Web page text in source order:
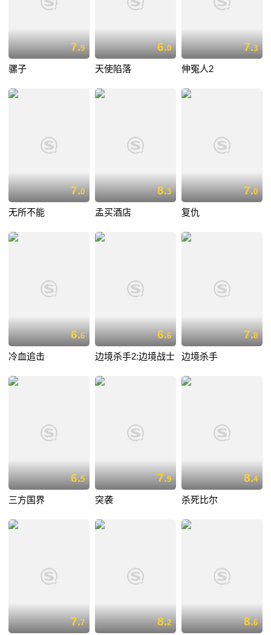
7.9
骡子
6.0
天使陷落
7.3
伸冤人2
7.0
无所不能
8.3
孟买酒店
7.0
复仇
6.6
冷血追击
6.6
边境杀手2:边境战士
7.8
边境杀手
6.5
三方国界
7.9
突袭
8.4
杀死比尔
7.7 8.2 8.6